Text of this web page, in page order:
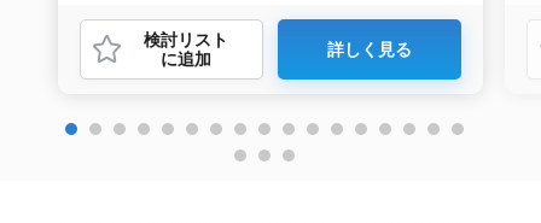
検討リスト
に追加
詳しく見る